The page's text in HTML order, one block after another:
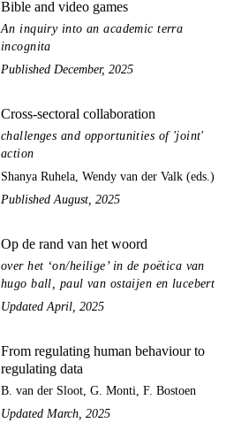
Bible and video games
An inquiry into an academic terra
incognita
Published December, 2025
Cross-sectoral collaboration
challenges and opportunities of 'joint'
action
Shanya Ruhela, Wendy van der Valk (eds.)
Published August, 2025
Op de rand van het woord
over het ‘on/heilige’ in de poëtica van
hugo ball, paul van ostaijen en lucebert
Updated April, 2025
From regulating human behaviour to
regulating data
B. van der Sloot, G. Monti, F. Bostoen
Updated March, 2025